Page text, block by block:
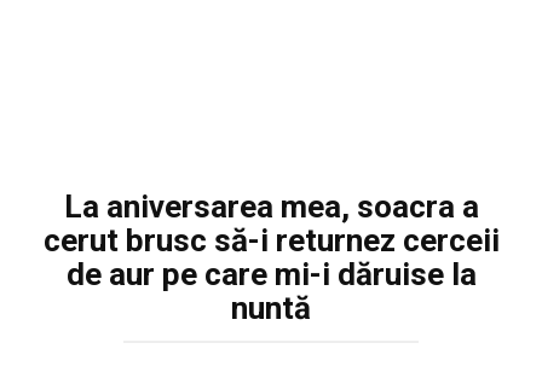
La aniversarea mea, soacra a
cerut brusc să-i returnez cerceii
de aur pe care mi-i dăruise la
nuntă